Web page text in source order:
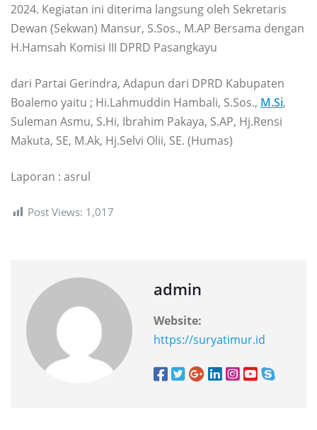
2024. Kegiatan ini diterima langsung oleh Sekretaris
Dewan (Sekwan) Mansur, S.Sos., M.AP Bersama dengan
H.Hamsah Komisi III DPRD Pasangkayu
dari Partai Gerindra, Adapun dari DPRD Kabupaten
Boalemo yaitu ; Hi.Lahmuddin Hambali, S.Sos., M.Si,
Suleman Asmu, S.Hi, Ibrahim Pakaya, S.AP, Hj.Rensi
Makuta, SE, M.Ak, Hj.Selvi Olii, SE. (Humas)
Laporan : asrul
Post Views: 1,017
admin
Website:
https://suryatimur.id